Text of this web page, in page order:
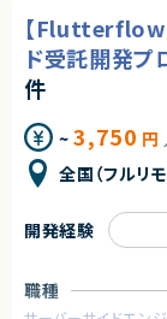
★フルリモート※日
★大手グループ会社
★中長期で参画いた
★弊社から20名以上
裁量をもってやりが
す！
★社会的意義が高い！
法務DX・リーガルテ
す。
★キャリア価値が高い！
AI×リーガルテックと
価値を高めることがで
これまでに受講⽣
てきた実績がございま
【業務概要】
AI受託開発の事業部に
＜参考案件＞
・投稿・共有の場を提
・UI/UXを強化するた
る仕組みを導入（LLM
中。
・人員が確保できれ
【補足】
【Flutterflow/
ド受託開発プ
件
~3,750 円
全国（フルリ
職種
開発経験